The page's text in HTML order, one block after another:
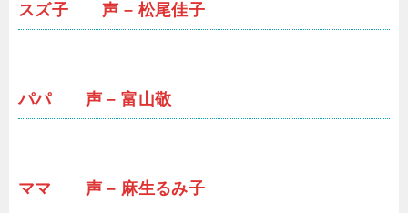
スズ子 声 – 松尾佳子
パパ 声 – 富山敬
ママ 声 – 麻生るみ子